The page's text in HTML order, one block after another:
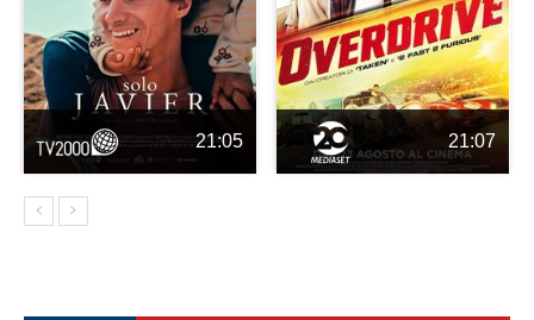
21:05 21:07